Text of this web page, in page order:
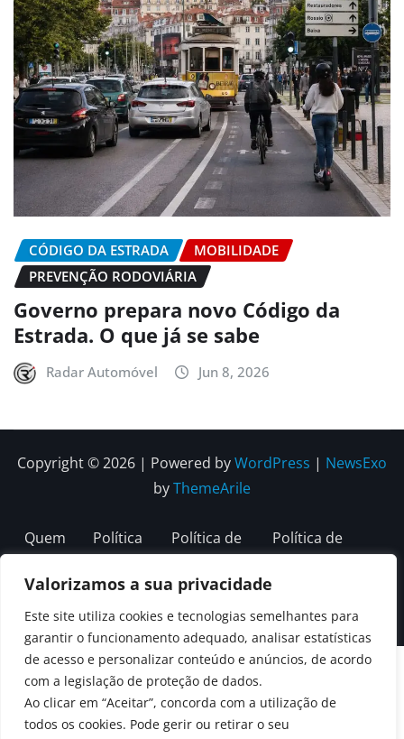
Valorizamos a sua privacidade
Este site utiliza cookies e tecnologias semelhantes para
garantir o funcionamento adequado, analisar estatísticas
de acesso e personalizar conteúdo e anúncios, de acordo
com a legislação de proteção de dados.
Ao clicar em “Aceitar”, concorda com a utilização de
todos os cookies. Pode gerir ou retirar o seu
CÓDIGO DA ESTRADA
MOBILIDADE
PREVENÇÃO RODOVIÁRIA
Governo prepara novo Código da
Estrada. O que já se sabe
Radar Automóvel Jun 8, 2026
Copyright © 2026 | Powered byWordPress | NewsExo
byThemeArile
Quem
Política
Política de
Política de
editoriais